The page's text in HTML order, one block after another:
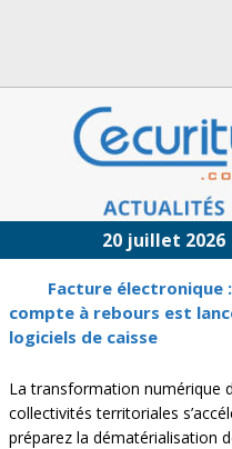
20 juillet 2026
Facture électronique
compte à rebours est
logiciels de caisse
La transformation numérique
collectivités territoriales
préparez la dématérialisation